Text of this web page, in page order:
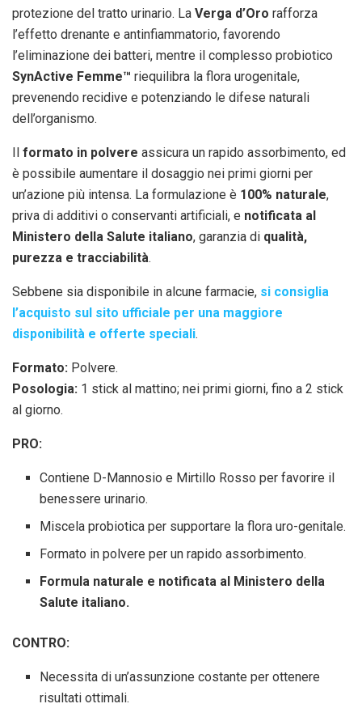
protezione del tratto urinario. La Verga d’Oro rafforza
l’effetto drenante e antinfiammatorio, favorendo
l’eliminazione dei batteri, mentre il complesso probiotico
SynActive Femme™ riequilibra la flora urogenitale,
prevenendo recidive e potenziando le difese naturali
dell’organismo.
Il formato in polvere assicura un rapido assorbimento, ed
è possibile aumentare il dosaggio nei primi giorni per
un’azione più intensa. La formulazione è 100% naturale,
priva di additivi o conservanti artificiali, e notificata al
Ministero della Salute italiano, garanzia di qualità,
purezza e tracciabilità.
Sebbene sia disponibile in alcune farmacie, si consiglia
l’acquisto sul sito ufficiale per una maggiore
disponibilità e offerte speciali.
Formato: Polvere.
Posologia: 1 stick al mattino; nei primi giorni, fino a 2 stick
al giorno.
PRO:
Contiene D-Mannosio e Mirtillo Rosso per favorire il
benessere urinario.
Miscela probiotica per supportare la flora uro-genitale.
Formato in polvere per un rapido assorbimento.
Formula naturale e notificata al Ministero della
Salute italiano.
CONTRO:
Necessita di un’assunzione costante per ottenere
risultati ottimali.